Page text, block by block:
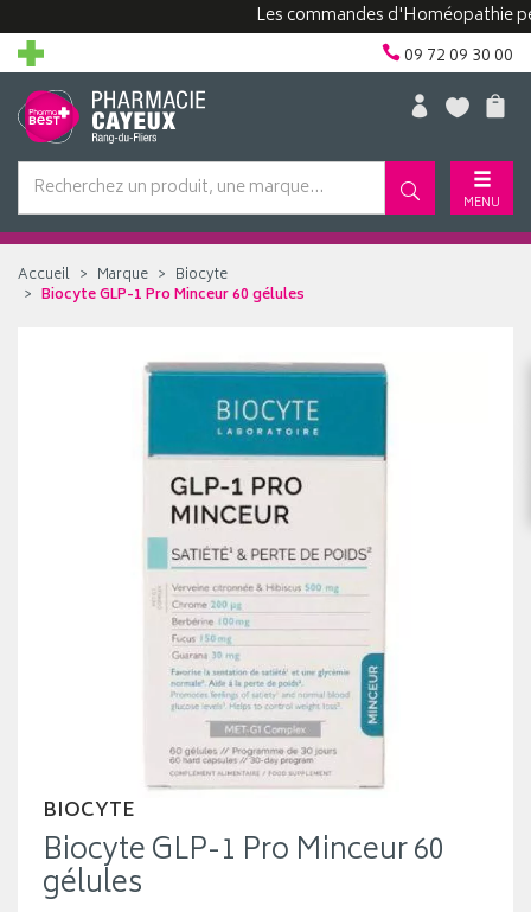
Les commandes d'Homéopathie
09 72 09 30 00
MENU
Accueil Marque
Biocyte
Biocyte GLP-1 Pro Minceur 60 gélules
BIOCYTE
Biocyte GLP-1 Pro Minceur 60
gélules